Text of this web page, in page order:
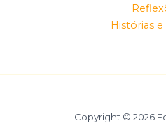
Histórias
Copyright © 2026